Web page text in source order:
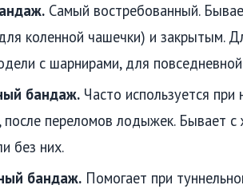
Самый востребованный.
коленной чашечки) и закрытым.
с шарнирами, для
бандаж. Часто используется при
после переломов лодыжек. Бывает
без них.
бандаж. Помогает при